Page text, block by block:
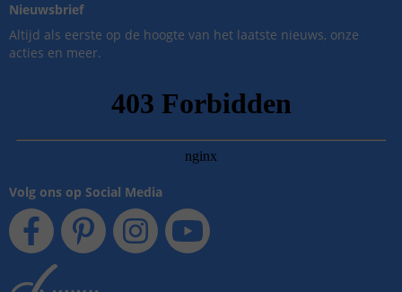
Nieuwsbrief
Altijd als eerste op de hoogte van het laatste nieuws, onze
acties en meer.
Volg ons op Social Media